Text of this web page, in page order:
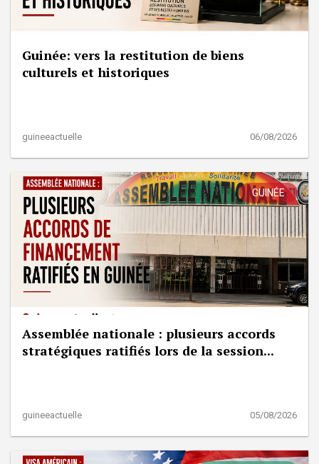
Guinée: vers la restitution de biens
culturels et historiques
guineeactuelle 06/08/2026
GUINÉE
Assemblée nationale : plusieurs accords
stratégiques ratifiés lors de la session...
guineeactuelle 05/08/2026